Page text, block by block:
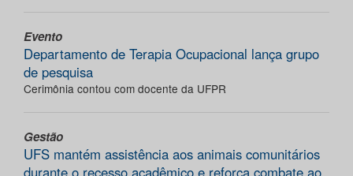
Evento
Departamento de Terapia Ocupacional lança grupo
de pesquisa
Cerimônia contou com docente da UFPR
Gestão
UFS mantém assistência aos animais comunitários